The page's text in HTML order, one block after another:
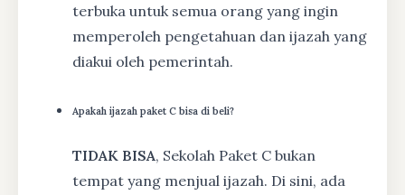
terbuka untuk semua orang yang ingin
memperoleh pengetahuan dan ijazah yang
diakui oleh pemerintah.
Apakah ijazah paket C bisa di beli?
TIDAK BISA, Sekolah Paket C bukan
tempat yang menjual ijazah. Di sini, ada